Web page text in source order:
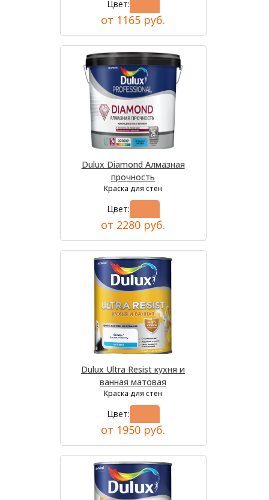
Цвет:
от 1165 руб.
Dulux Diamond Алмазная
прочность
Краска для стен
Цвет:
от 2280 руб.
Dulux Ultra Resist кухня и
ванная матовая
Краска для стен
Цвет:
от 1950 руб.